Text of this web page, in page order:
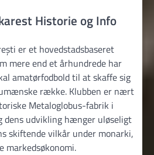
Historie og Info
er et hovedstadsbaseret
mere end et århundrede har
amatørfodbold til at skaffe sig
række. Klubben er nært
Metaloglobus-fabrik i
dens udvikling hænger uløseligt
skiftende vilkår under monarki,
markedsøkonomi.